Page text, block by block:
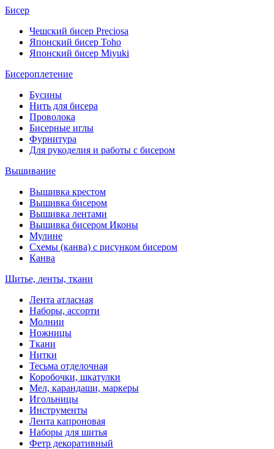
Бисер
Чешский бисер Preciosa
Японский бисер Toho
Японский бисер Miyuki
Бисероплетение
Бусины
Нить для бисера
Проволока
Бисерные иглы
Фурнитура
Для рукоделия и работы с бисером
Вышивание
Вышивка крестом
Вышивка бисером
Вышивка лентами
Вышивка бисером Иконы
Мулине
Схемы (канва) с рисунком бисером
Канва
Шитье, ленты, ткани
Лента атласная
Наборы, ассорти
Молнии
Ножницы
Ткани
Нитки
Тесьма отделочная
Коробочки, шкатулки
Мел, карандаши, маркеры
Игольницы
Инструменты
Лента капроновая
Наборы для шитья
Фетр декоративный